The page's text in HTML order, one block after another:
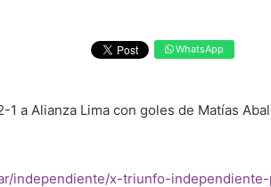
WhatsApp
1 a Alianza Lima con goles de Matías
independiente/x-triunfo-